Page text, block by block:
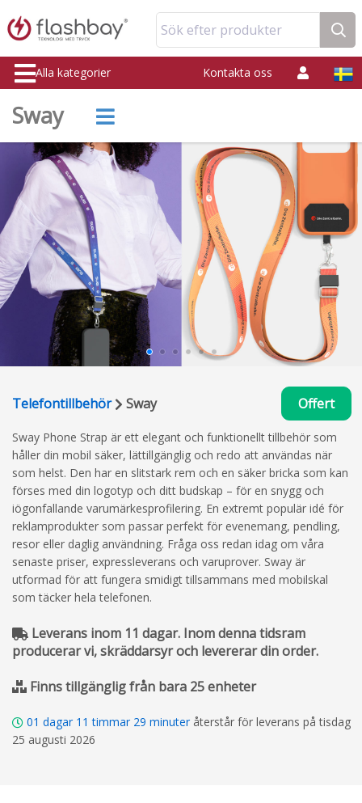
Sök efter produkter
Alla kategorier Kontakta oss
Sway
Telefontillbehör Sway Offert
Sway Phone Strap är ett elegant och funktionellt tillbehör som
håller din mobil säker, lättillgänglig och redo att användas när
som helst. Den har en slitstark rem och en säker bricka som kan
förses med din logotyp och ditt budskap – för en snygg och
iögonfallande varumärkesprofilering. En extremt populär idé för
reklamprodukter som passar perfekt för evenemang, pendling,
resor eller daglig användning. Fråga oss redan idag om våra
senaste priser, expressleverans och varuprover. Sway är
utformad för att fungera smidigt tillsammans med mobilskal
som täcker hela telefonen.
Leverans inom 11 dagar. Inom denna tidsram
producerar vi, skräddarsyr och levererar din order.
Finns tillgänglig från bara 25 enheter
01 dagar 11 timmar 29 minuter återstår för leverans på tisdag
25 augusti 2026